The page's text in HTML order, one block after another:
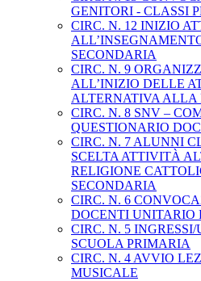
GENITORI - CLASSI
CIRC. N. 12 INIZIO
SECONDARIA
CIRC. N. 9
ALL’INIZIO DELLE
ALTERNATIVA ALLA
CIRC. N. 8 SNV –
QUESTIONARIO
CIRC. N. 7 ALUNNI
SCELTA ATTIVITÀ
RELIGIONE
SECONDARIA
CIRC. N. 6
DOCENTI UNITARIO
CIRC. N. 5
SCUOLA PRIMARIA
CIRC. N. 4 AVVIO
MUSICALE